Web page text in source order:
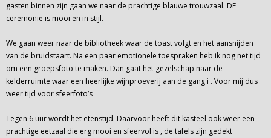
gasten binnen zijn gaan we naar de prachtige blauwe trouwzaal. DE
ceremonie is mooi en in stijl.
We gaan weer naar de bibliotheek waar de toast volgt en het aansnijden
van de bruidstaart. Na een paar emotionele toespraken heb ik nog net tijd
om een groepsfoto te maken. Dan gaat het gezelschap naar de
kelderruimte waar een heerlijke wijnproeverij aan de gang i . Voor mij dus
weer tijd voor sfeerfoto’s
Tegen 6 uur wordt het etenstijd. Daarvoor heeft dit kasteel ook weer een
prachtige eetzaal die erg mooi en sfeervol is , de tafels zijn gedekt